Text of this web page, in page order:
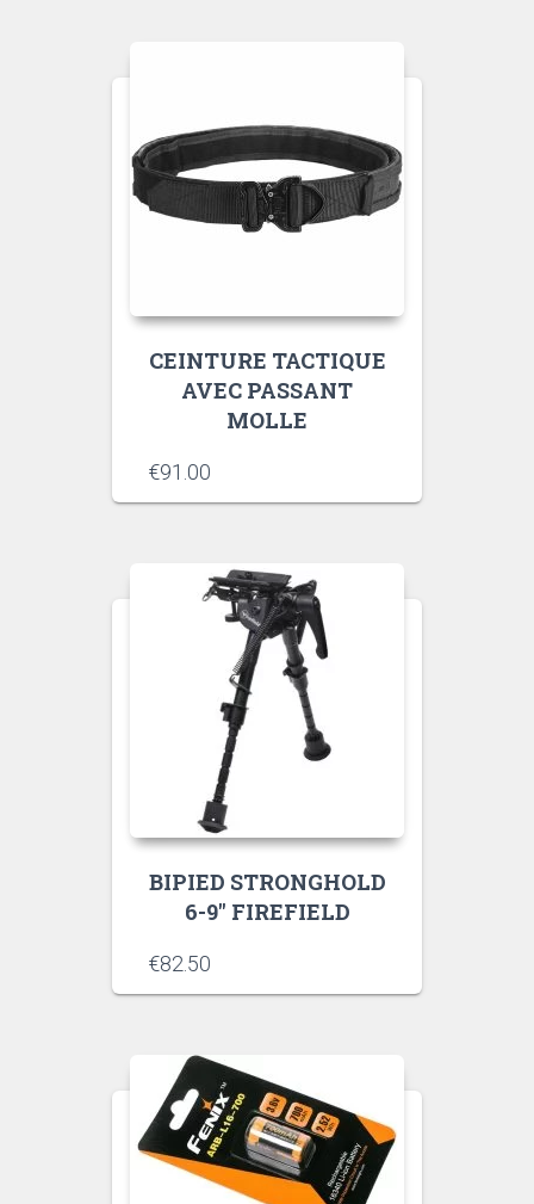
CEINTURE TACTIQUE
AVEC PASSANT
MOLLE
€91.00
BIPIED STRONGHOLD
6-9″ FIREFIELD
€82.50